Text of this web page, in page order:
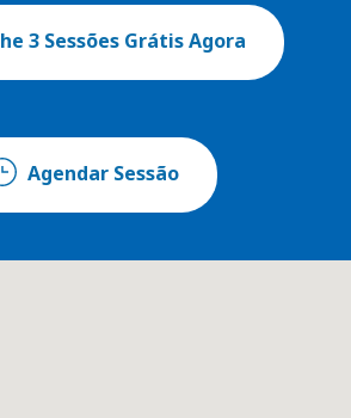
3 Sessões Grátis Agora
Agendar Sessão